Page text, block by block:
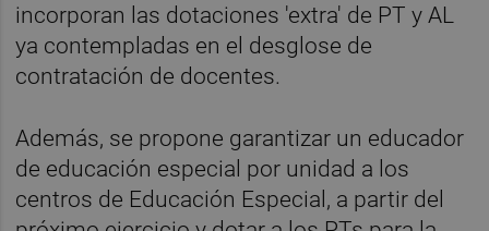
incorporan las dotaciones 'extra' de PT y AL
ya contempladas en el desglose de
contratación de docentes.
Además, se propone garantizar un educador
de educación especial por unidad a los
centros de Educación Especial, a partir del